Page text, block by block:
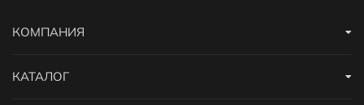
КОМПАНИЯ
КАТАЛОГ